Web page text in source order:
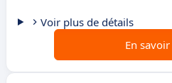
Voir plus de détails
En